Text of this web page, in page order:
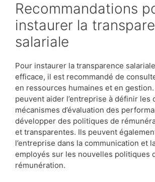
Recommandations pour
instaurer la
salariale
Pour instaurer la transparence
efficace, il est recommandé de
en ressources humaines et en
peuvent aider l’entreprise à définir les
mécanismes d’évaluation des
développer des politiques de
et transparentes. Ils peuvent
l’entreprise dans la communication et
employés sur les nouvelles politiques
rémunération.